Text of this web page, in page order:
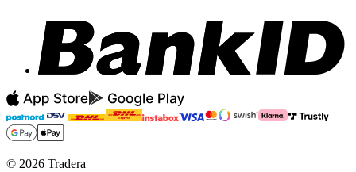
© 2026 Tradera